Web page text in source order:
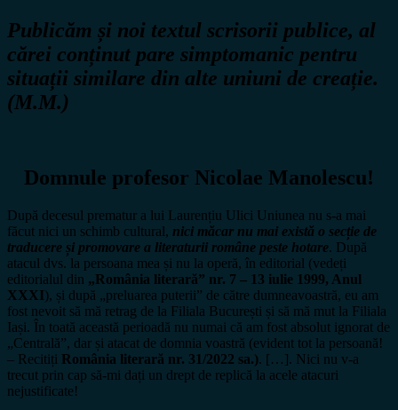
Publicăm și noi textul scrisorii publice, al
cărei conținut pare simptomanic pentru
situații similare din alte uniuni de creație.
(M.M.)
Domnule profesor Nicolae Manolescu!
După decesul prematur a lui Laurențiu Ulici Uniunea nu s-a mai
făcut nici un schimb cultural, nici măcar nu mai există o secție de
traducere și promovare a literaturii române peste hotare. După
atacul dvs. la persoana mea și nu la operă, în editorial (vedeți
editorialul din „România literară” nr. 7 – 13 iulie 1999, Anul
XXXI), și după „preluarea puterii” de către dumneavoastră, eu am
fost nevoit să mă retrag de la Filiala București și să mă mut la Filiala
Iași. În toată această perioadă nu numai că am fost absolut ignorat de
„Centrală”, dar și atacat de domnia voastră (evident tot la persoană!
– Recitiți România literară nr. 31/2022 sa.). […]. Nici nu v-a
trecut prin cap să-mi dați un drept de replică la acele atacuri
nejustificate!